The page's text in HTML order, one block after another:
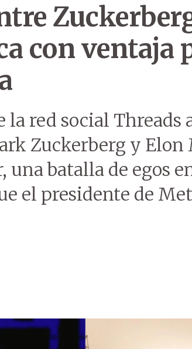
con ventaja
red social Threads
Zuckerberg y Elon
una batalla de egos
el presidente de